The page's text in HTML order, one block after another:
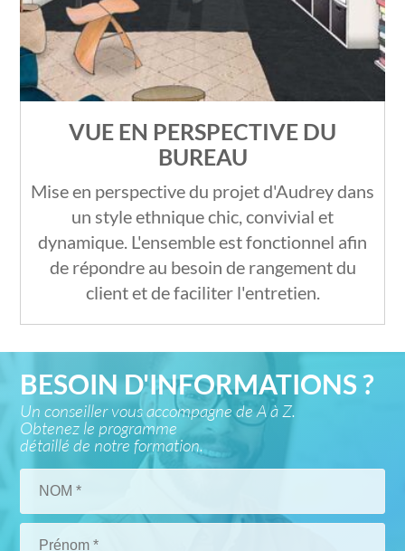
VUE EN PERSPECTIVE DU
BUREAU
Mise en perspective du projet d'Audrey dans
un style ethnique chic, convivial et
dynamique. L'ensemble est fonctionnel afin
de répondre au besoin de rangement du
client et de faciliter l'entretien.
BESOIN D'INFORMATIONS ?
Un conseiller vous accompagne de A à Z.
Obtenez le programme
détaillé de notre formation.